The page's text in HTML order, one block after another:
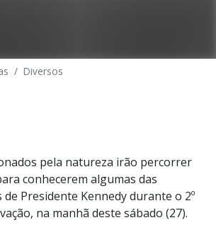
/ Diversos
pela natureza irão percorrer
conhecerem algumas das
Presidente Kennedy durante o 2º
na manhã deste sábado (27).